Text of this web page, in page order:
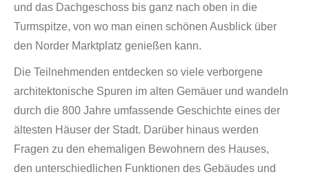
und das Dachgeschoss bis ganz nach oben in die
Turmspitze, von wo man einen schönen Ausblick über
den Norder Marktplatz genießen kann.
Die Teilnehmenden entdecken so viele verborgene
architektonische Spuren im alten Gemäuer und wandeln
durch die 800 Jahre umfassende Geschichte eines der
ältesten Häuser der Stadt. Darüber hinaus werden
Fragen zu den ehemaligen Bewohnern des Hauses,
den unterschiedlichen Funktionen des Gebäudes und